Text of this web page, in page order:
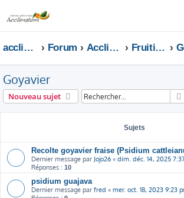
acclimatons.com Forum Acclimatons les fruitiers ! Fruitiers
Goyavier
Nouveau sujet
Sujets
Recolte goyavier fraise (Psidium
Dernier message par Jojo26 « dim. déc. 14, 2025
Réponses : 10
psidium guajava
Dernier message par fred « mer. oct. 18, 2023 9:23